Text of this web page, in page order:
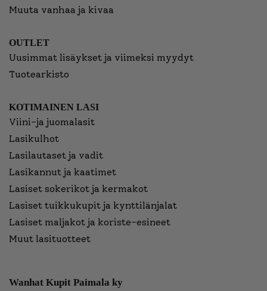
Muuta vanhaa ja kivaa
OUTLET
Uusimmat lisäykset ja viimeksi myydyt
Tuotearkisto
KOTIMAINEN LASI
Viini-ja juomalasit
Lasikulhot
Lasilautaset ja vadit
Lasikannut ja kaatimet
Lasiset sokerikot ja kermakot
Lasiset tuikkukupit ja kynttilänjalat
Lasiset maljakot ja koriste-esineet
Muut lasituotteet
Wanhat Kupit Paimala ky